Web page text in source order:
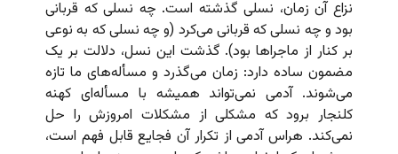
نزاع آن زمان، نسلی گذشته است. چه نسلی که قربانی
بود و چه نسلی که قربانی می‌کرد (و چه نسلی که به نوعی
بر کنار از ماجراها بود). گذشت این نسل، دلالت بر یک
مضمون ساده دارد: زمان می‌گذرد و مسأله‌های ما تازه
می‌شوند. آدمی نمی‌تواند همیشه با مسأله‌ای کهنه
کلنجار برود که مشکلی از مشکلات امروزش را حل
نمی‌کند. هراس آدمی از تکرار آن فجایع قابل فهم است،